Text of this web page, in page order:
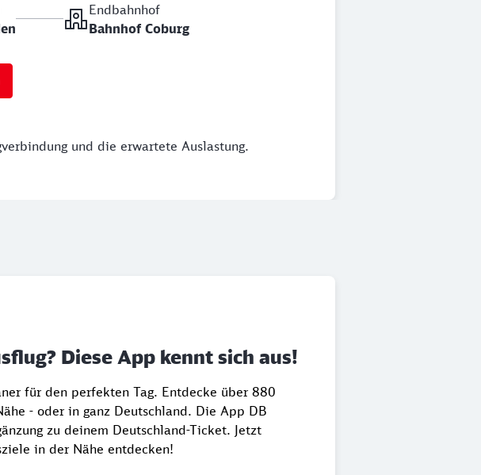
Endbahnhof
Bahnhof Coburg
und die erwartete Auslastung.
Diese App kennt sich aus!
für den perfekten Tag. Entdecke über 880
- oder in ganz Deutschland. Die App DB
zu deinem Deutschland-Ticket. Jetzt
in der Nähe entdecken!